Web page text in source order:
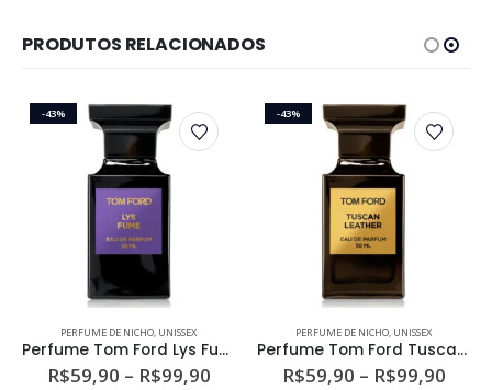
PRODUTOS RELACIONADOS
-43%
Este produto tem várias variantes. As opções podem ser escolhidas na página do produto
PERFUME DE NICHO, UNISSEX
Perfume Tom Ford Lys Fume Unissex Eau de Parfum
R$59,90 – R$99,90Faixa
-43%
Este produto tem várias variantes. As opções podem ser escolhidas na página do produto
PERFUME DE NICHO, UNISSEX
Perfume Tom Ford Tuscan Leather Unissex Eau de Parfum
R$59,90 – R$99,90Faixa